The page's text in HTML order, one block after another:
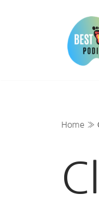
Home »